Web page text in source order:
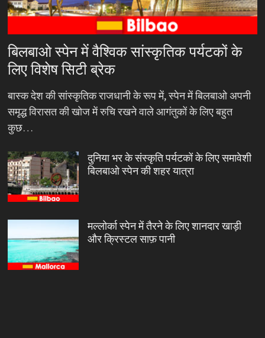
बिलबाओ स्पेन में वैश्विक सांस्कृतिक पर्यटकों के
लिए विशेष सिटी ब्रेक
बास्क देश की सांस्कृतिक राजधानी के रूप में, स्पेन में बिलबाओ अपनी
समृद्ध विरासत की खोज में रुचि रखने वाले आगंतुकों के लिए बहुत
कुछ…
दुनिया भर के संस्कृति पर्यटकों के लिए समावेशी
बिलबाओ स्पेन की शहर यात्रा
मल्लोर्का स्पेन में तैरने के लिए शानदार खाड़ी
और क्रिस्टल साफ़ पानी